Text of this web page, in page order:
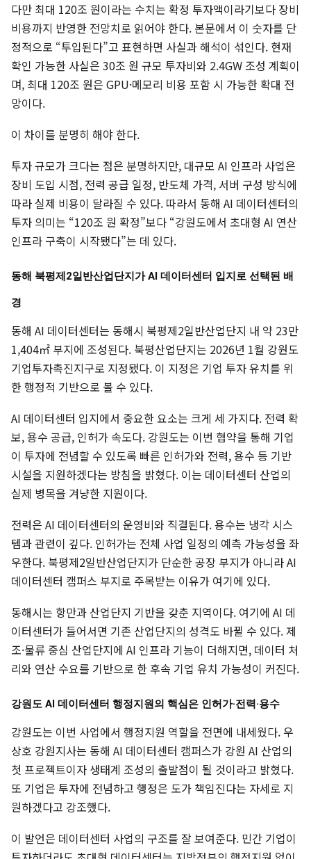
다만 최대 120조 원이라는 수치는 확정 투자액이라기보다 장비
비용까지 반영한 전망치로 읽어야 한다. 본문에서 이 숫자를 단
정적으로 “투입된다”고 표현하면 사실과 해석이 섞인다. 현재
확인 가능한 사실은 30조 원 규모 투자비와 2.4GW 조성 계획이
며, 최대 120조 원은 GPU·메모리 비용 포함 시 가능한 확대 전
망이다.
이 차이를 분명히 해야 한다.
투자 규모가 크다는 점은 분명하지만, 대규모 AI 인프라 사업은
장비 도입 시점, 전력 공급 일정, 반도체 가격, 서버 구성 방식에
따라 실제 비용이 달라질 수 있다. 따라서 동해 AI 데이터센터의
투자 의미는 “120조 원 확정”보다 “강원도에서 초대형 AI 연산
인프라 구축이 시작됐다”는 데 있다.
동해 북평제2일반산업단지가 AI 데이터센터 입지로 선택된 배
경
동해 AI 데이터센터는 동해시 북평제2일반산업단지 내 약 23만
1,404㎡ 부지에 조성된다. 북평산업단지는 2026년 1월 강원도
기업투자촉진지구로 지정됐다. 이 지정은 기업 투자 유치를 위
한 행정적 기반으로 볼 수 있다.
AI 데이터센터 입지에서 중요한 요소는 크게 세 가지다. 전력 확
보, 용수 공급, 인허가 속도다. 강원도는 이번 협약을 통해 기업
이 투자에 전념할 수 있도록 빠른 인허가와 전력, 용수 등 기반
시설을 지원하겠다는 방침을 밝혔다. 이는 데이터센터 산업의
실제 병목을 겨냥한 지원이다.
전력은 AI 데이터센터의 운영비와 직결된다. 용수는 냉각 시스
템과 관련이 깊다. 인허가는 전체 사업 일정의 예측 가능성을 좌
우한다. 북평제2일반산업단지가 단순한 공장 부지가 아니라 AI
데이터센터 캠퍼스 부지로 주목받는 이유가 여기에 있다.
동해시는 항만과 산업단지 기반을 갖춘 지역이다. 여기에 AI 데
이터센터가 들어서면 기존 산업단지의 성격도 바뀔 수 있다. 제
조·물류 중심 산업단지에 AI 인프라 기능이 더해지면, 데이터 처
리와 연산 수요를 기반으로 한 후속 기업 유치 가능성이 커진다.
강원도 AI 데이터센터 행정지원의 핵심은 인허가·전력·용수
강원도는 이번 사업에서 행정지원 역할을 전면에 내세웠다. 우
상호 강원지사는 동해 AI 데이터센터 캠퍼스가 강원 AI 산업의
첫 프로젝트이자 생태계 조성의 출발점이 될 것이라고 밝혔다.
또 기업은 투자에 전념하고 행정은 도가 책임진다는 자세로 지
원하겠다고 강조했다.
이 발언은 데이터센터 사업의 구조를 잘 보여준다. 민간 기업이